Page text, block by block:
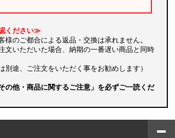
ください≫
様のご都合による返品・交換は承れません。
文いただいた場合、納期の一番遅い商品と同時
別途、ご注文をいただく事をお勧めします）
の他・商品に関するご注意」を必ずご一読くだ